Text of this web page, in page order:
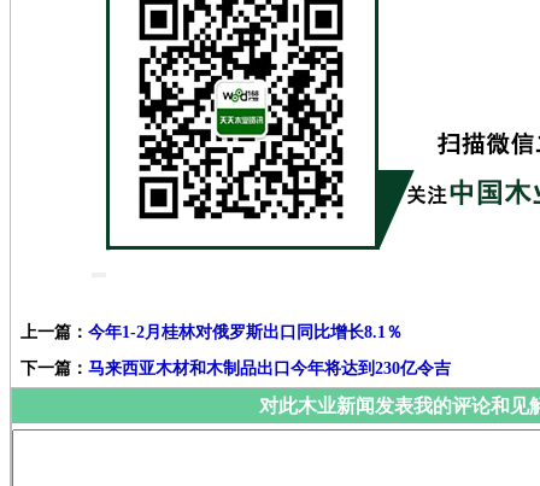
上一篇： 今年1-2月桂林对俄罗斯出口同比增长8.1％
下一篇： 马来西亚木材和木制品出口今年将达到230亿令吉
对此木业新闻发表我的评论和见